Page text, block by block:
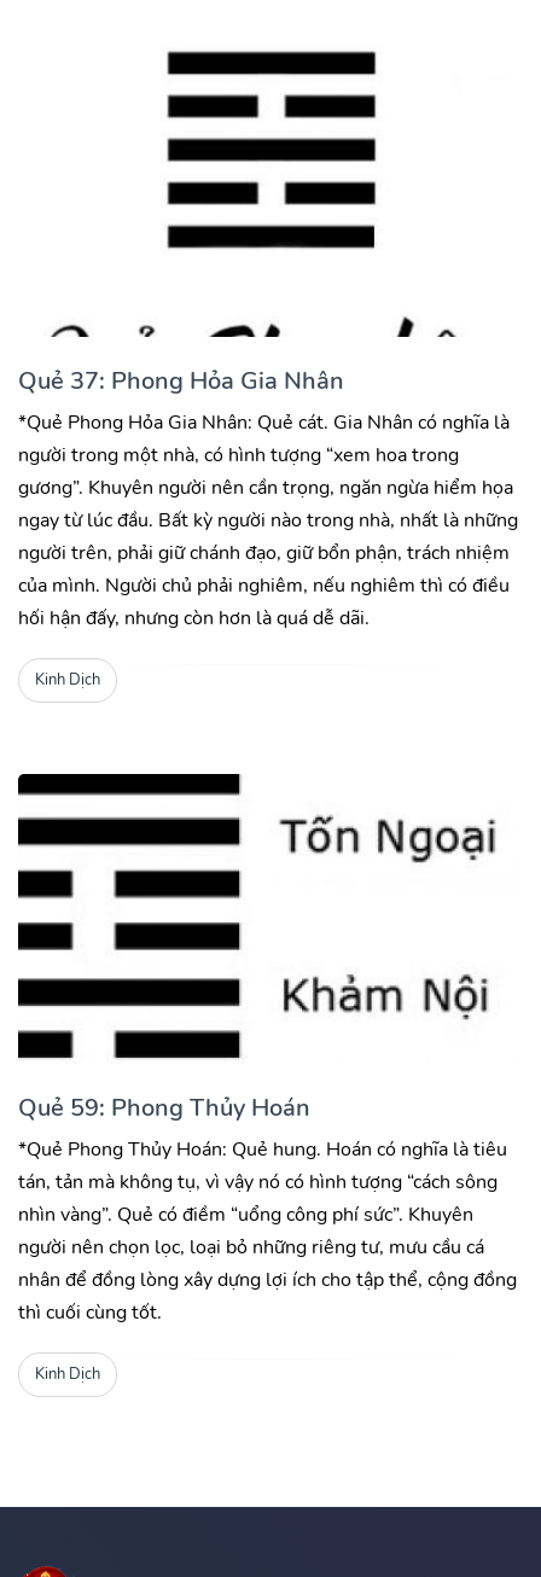
Quẻ 37: Phong Hỏa Gia Nhân
*Quẻ Phong Hỏa Gia Nhân: Quẻ cát. Gia Nhân có nghĩa là
người trong một nhà, có hình tượng “xem hoa trong
gương”. Khuyên người nên cần trọng, ngăn ngừa hiểm họa
ngay từ lúc đầu. Bất kỳ người nào trong nhà, nhất là những
người trên, phải giữ chánh đạo, giữ bổn phận, trách nhiệm
của mình. Người chủ phải nghiêm, nếu nghiêm thì có điều
hối hận đấy, nhưng còn hơn là quá dễ dãi.
Kinh Dịch
Quẻ 59: Phong Thủy Hoán
*Quẻ Phong Thủy Hoán: Quẻ hung. Hoán có nghĩa là tiêu
tán, tản mà không tụ, vì vậy nó có hình tượng “cách sông
nhìn vàng”. Quẻ có điềm “uổng công phí sức”. Khuyên
người nên chọn lọc, loại bỏ những riêng tư, mưu cầu cá
nhân để đồng lòng xây dựng lợi ích cho tập thể, cộng đồng
thì cuối cùng tốt.
Kinh Dịch